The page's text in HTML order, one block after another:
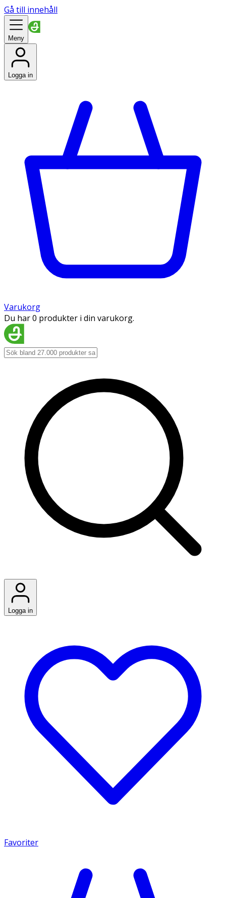
Gå till innehåll
Meny
Logga in
Varukorg
Du har 0 produkter i din varukorg.
Logga in
Favoriter